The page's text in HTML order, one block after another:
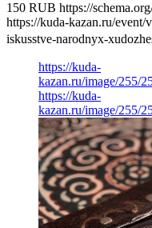
150 RUB https://
https://kuda-kazan.ru/event/
iskusstve-narodnyx-
https://kuda-
kazan.ru/image/255/
https://kuda-
kazan.ru/image/255/